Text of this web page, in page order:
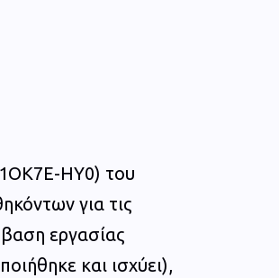
ΗΥ0) του
για τις
εργασίας
και ισχύει),